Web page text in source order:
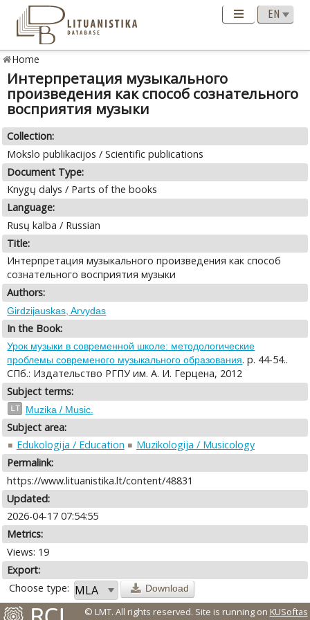
Home
Интерпретация музыкального
произведения как способ сознательного
восприятия музыки
Collection:
Mokslo publikacijos / Scientific publications
Document Type:
Knygų dalys / Parts of the books
Language:
Rusų kalba / Russian
Title:
Интерпретация музыкального произведения как способ
сознательного восприятия музыки
Authors:
Girdzijauskas, Arvydas
In the Book:
Урок музыки в современной школе: методологические
проблемы современого музыкального образования. p. 44-54..
СПб.: Издательство РГПУ им. А. И. Герцена, 2012
Subject terms:
LT Muzika / Music.
Subject area:
Edukologija / Education
Muzikologija / Musicology
Permalink:
https://www.lituanistika.lt/content/48831
Updated:
2026-04-17 07:54:55
Metrics:
Views: 19
Export:
Choose type:
Download
© LMT. All rights reserved. Site is running on KUSoftas